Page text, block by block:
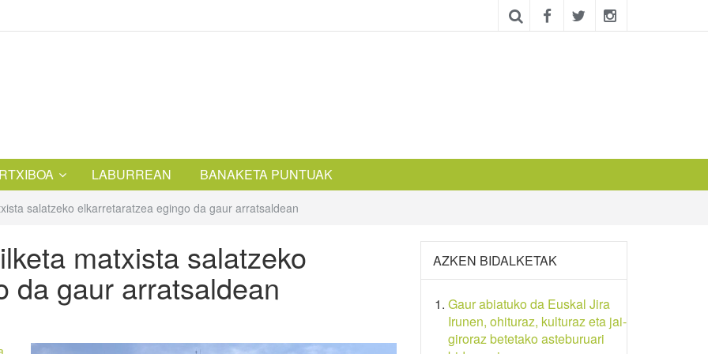
LABURREAN BANAKETA PUNTUAK
salatzeko elkarretaratzea egingo da gaur arratsaldean
matxista salatzeko
da gaur arratsaldean
AZKEN BIDALKETAK
Gaur abiatuko da Euskal Jira
Irunen, ohituraz, kulturaz eta jai-
giroraz betetako asteburuari